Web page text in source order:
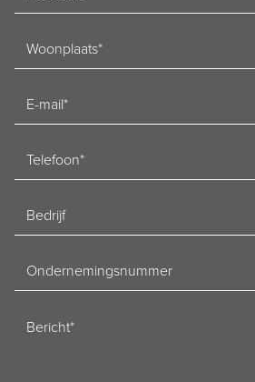
Woonplaats
mailadres
Telefoon
Bedrijf
Ondernemingsnummer
Bericht